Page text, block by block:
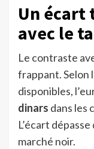
Un
avec le
Le contraste
frappant. Selon
disponibles,
dinars dans les
L’écart
marché noir.